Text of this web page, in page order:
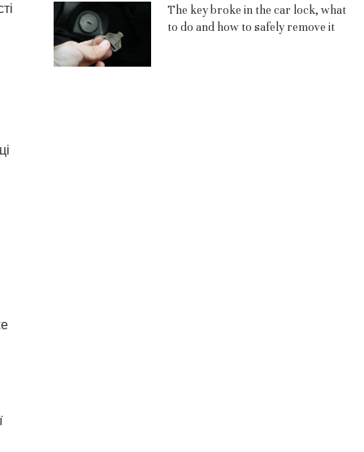
The key broke in the car lock, what
to do and how to safely remove it